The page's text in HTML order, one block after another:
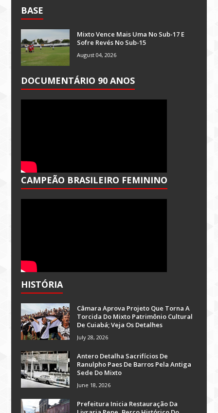
BASE
Mixto Vence Mais Uma No Sub-17 E
Sofre Revés No Sub-15
August 04, 2026
DOCUMENTÁRIO 90 ANOS
CAMPEÃO BRASILEIRO FEMININO
HISTÓRIA
Câmara Aprova Projeto Que Torna A
Torcida Do Mixto Patrimônio Cultural
De Cuiabá; Veja Os Detalhes
July 28, 2026
Antero Detalha Sacrifícios De
Ranulpho Paes De Barros Pela Antiga
Sede Do Mixto
June 18, 2026
Prefeitura Inicia Restauração Da